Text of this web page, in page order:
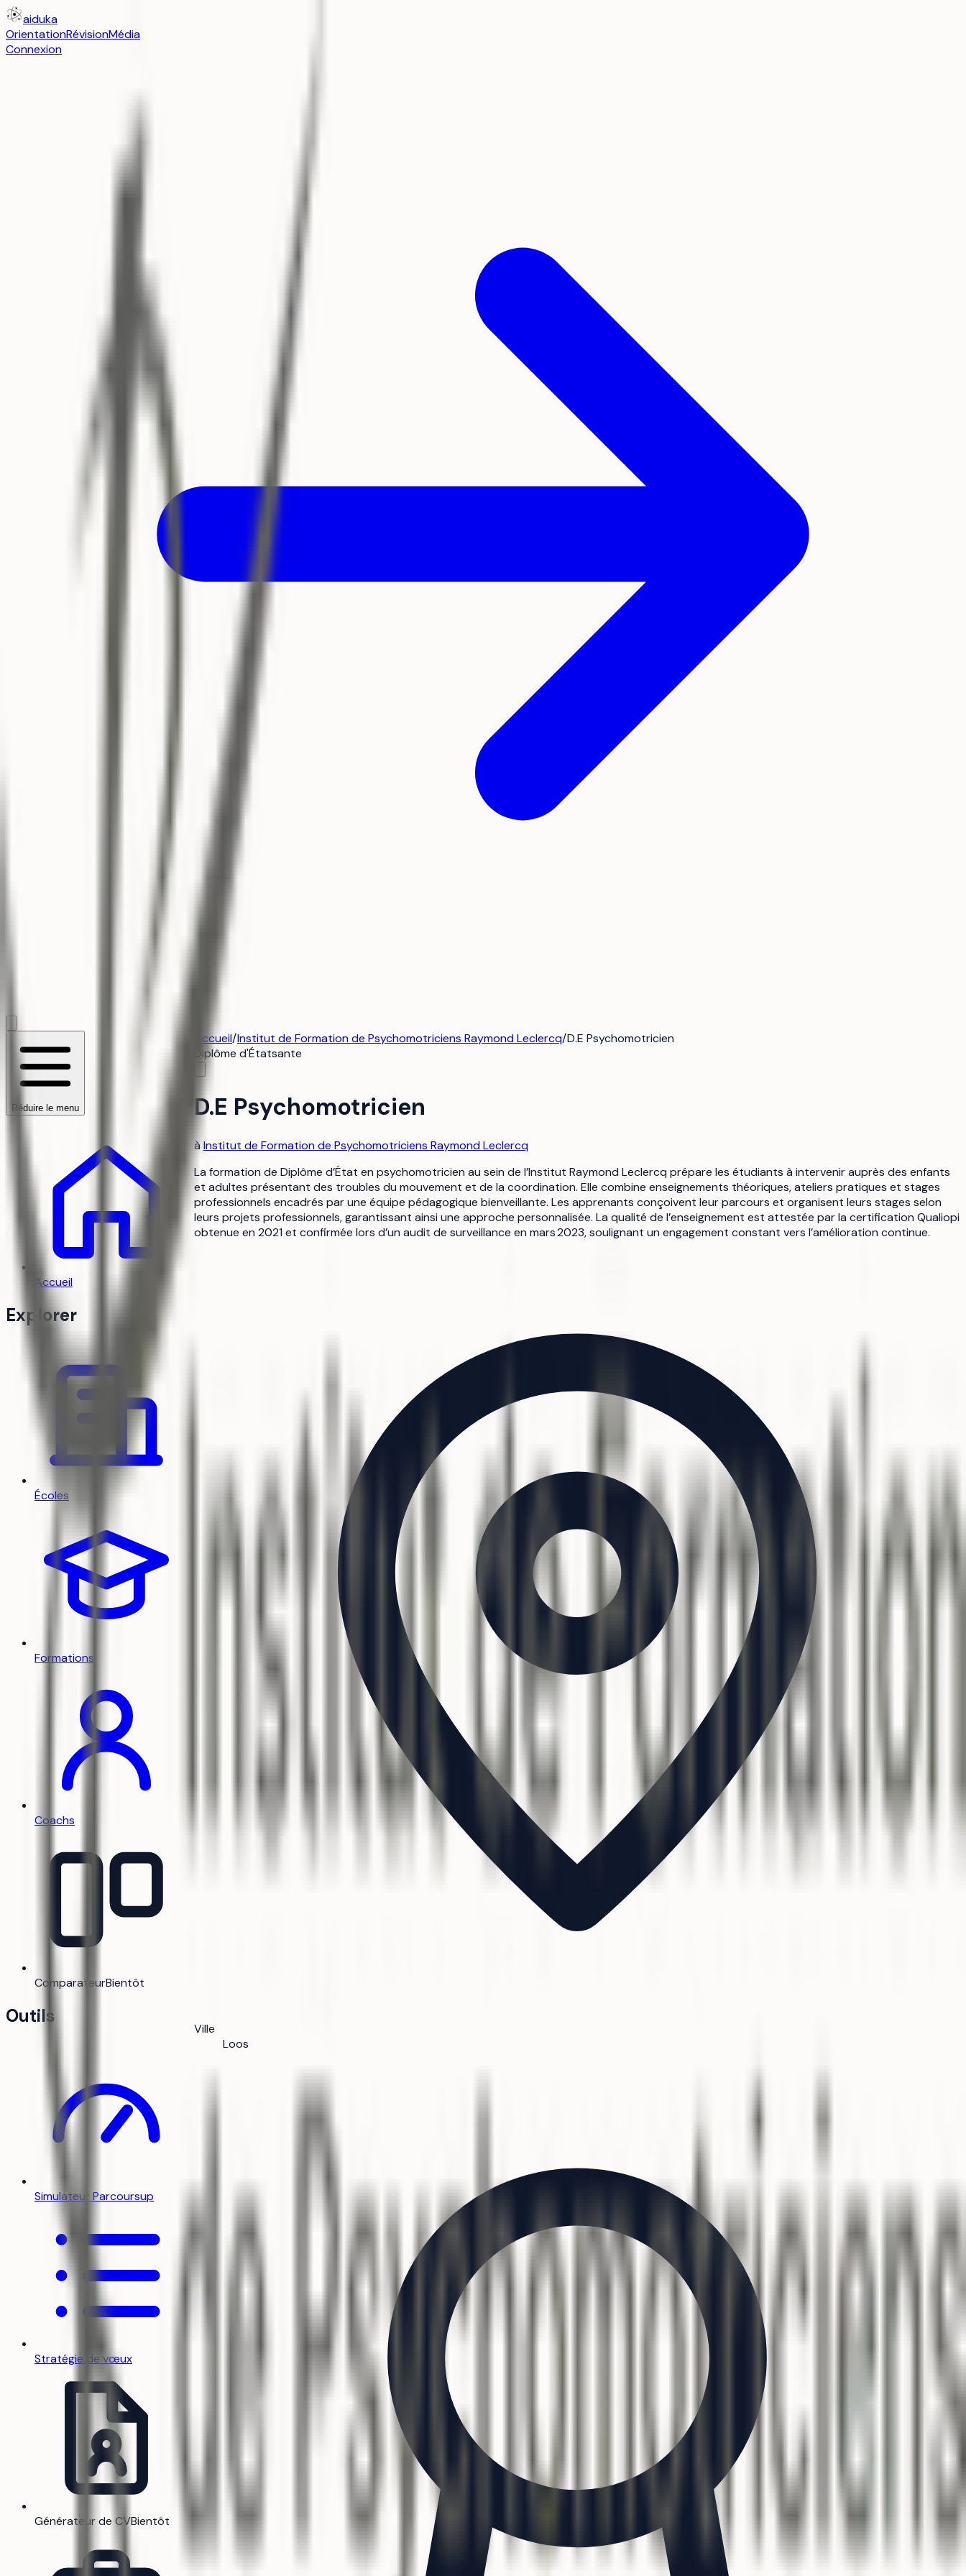
aiduka
OrientationRévisionMédia
Connexion
Réduire le menu
Accueil
Explorer
Écoles
Formations
Coachs
ComparateurBientôt
Outils
Simulateur Parcoursup
Stratégie de vœux
Générateur de CVBientôt
Accueil/Institut de Formation de Psychomotriciens Raymond Leclercq/D.E Psychomotricien
Diplôme d'Étatsante
D.E Psychomotricien
à Institut de Formation de Psychomotriciens Raymond Leclercq
La formation de Diplôme d’État en psychomotricien au sein de l’Institut Raymond Leclercq prépare les étudiants à intervenir auprès des enfants
et adultes présentant des troubles du mouvement et de la coordination. Elle combine enseignements théoriques, ateliers pratiques et stages
professionnels encadrés par une équipe pédagogique bienveillante. Les apprenants conçoivent leur parcours et organisent leurs stages selon
leurs projets professionnels, garantissant ainsi une approche personnalisée. La qualité de l’enseignement est attestée par la certification Qualiopi
obtenue en 2021 et confirmée lors d’un audit de surveillance en mars 2023, soulignant un engagement constant vers l’amélioration continue.
Ville
Loos